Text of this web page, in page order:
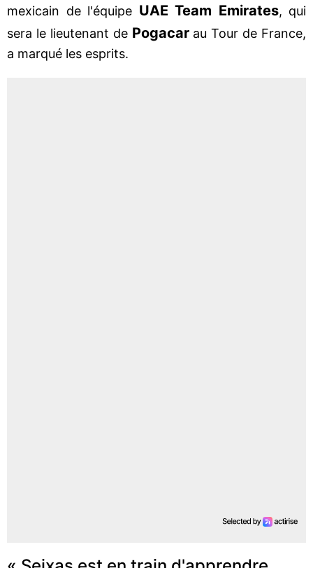
mexicain de l'équipe UAE Team Emirates, qui
sera le lieutenant de Pogacar au Tour de France,
a marqué les esprits.